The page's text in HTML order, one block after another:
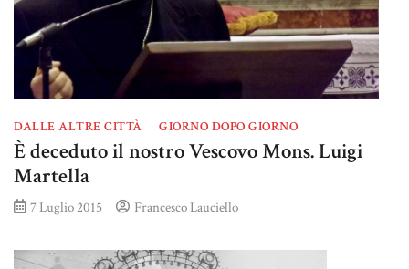
DALLE ALTRE CITTÀ GIORNO DOPO GIORNO
È deceduto il nostro Vescovo Mons. Luigi
Martella
7 Luglio 2015 Francesco Lauciello